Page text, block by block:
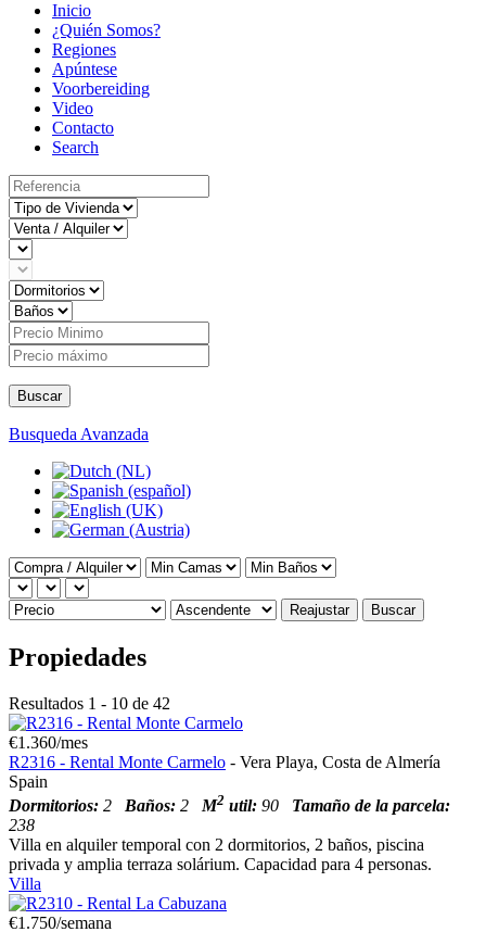
Inicio
¿Quién Somos?
Regiones
Apúntese
Voorbereiding
Video
Contacto
Search
Buscar
Busqueda Avanzada
Reajustar Buscar
Propiedades
Resultados 1 - 10 de 42
€1.360/mes
R2316 - Rental Monte Carmelo - Vera Playa, Costa de Almería
Spain
Dormitorios: 2 Baños: 2 M2 util: 90 Tamaño de la parcela:
238
Villa en alquiler temporal con 2 dormitorios, 2 baños, piscina
privada y amplia terraza solárium. Capacidad para 4 personas.
Villa
€1.750/semana